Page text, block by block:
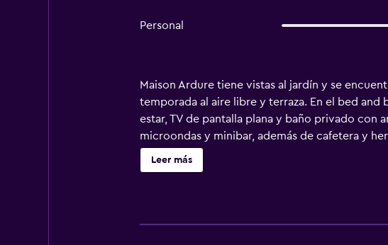
Personal
Maison Ardure tiene vistas al jardín y se
temporada al aire libre y terraza. En el bed
estar, TV de pantalla plana y baño privado con
microondas y minibar, además de cafetera y
alojamiento cuenta con zona de bienestar y
practicar senderismo o ciclismo en los
Leer más